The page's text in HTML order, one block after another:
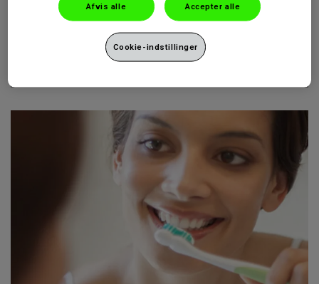
2 måder at håndtere følsomhed over for
kulde på
Afvis alle Accepter alle
Cookie-indstillinger